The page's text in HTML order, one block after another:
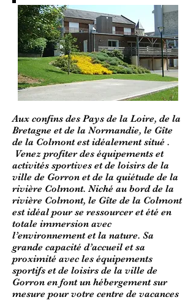
Aux confins des Pays de la Loire, de la
Bretagne et de la Normandie, le Gîte
de la Colmont est idéalement situé .
Venez profiter des équipements et
activités sportives et de loisirs de la
ville de Gorron et de la quiétude de la
rivière Colmont. Niché au bord de la
rivière Colmont, le Gîte de la Colmont
est idéal pour se ressourcer et été en
totale immersion avec
l’environnement et la nature. Sa
grande capacité d’accueil et sa
proximité avec les équipements
sportifs et de loisirs de la ville de
Gorron en font un hébergement sur
mesure pour votre centre de vacances